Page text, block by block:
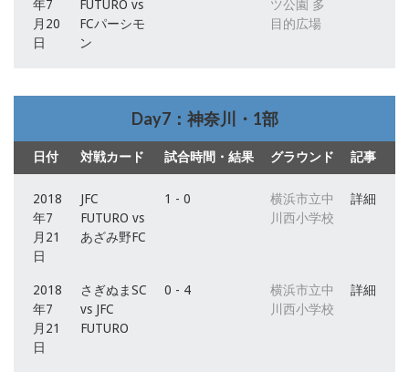
年7
月20
日
FUTURO vs
FCパーシモ
ン
ツ公園 多
目的広場
Day7：神奈川・1部
日付 対戦カード 試合時間・結果 グラウンド 記事
2018
年7
月21
日
JFC
FUTURO vs
あざみ野FC
1 - 0
横浜市立中
川西小学校
詳細
2018
年7
月21
日
さぎぬまSC
vs JFC
FUTURO
0 - 4
横浜市立中
川西小学校
詳細